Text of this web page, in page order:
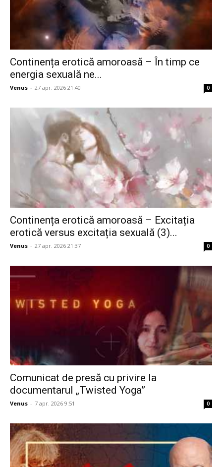
Continența erotică amoroasă – În timp ce
energia sexuală ne...
Venus - 27 apr. 2026 21:40 0
Continența erotică amoroasă – Excitația
erotică versus excitația sexuală (3)...
Venus - 27 apr. 2026 21:37 0
Comunicat de presă cu privire la
documentarul „Twisted Yoga”
Venus - 7 apr. 2026 9:51 0